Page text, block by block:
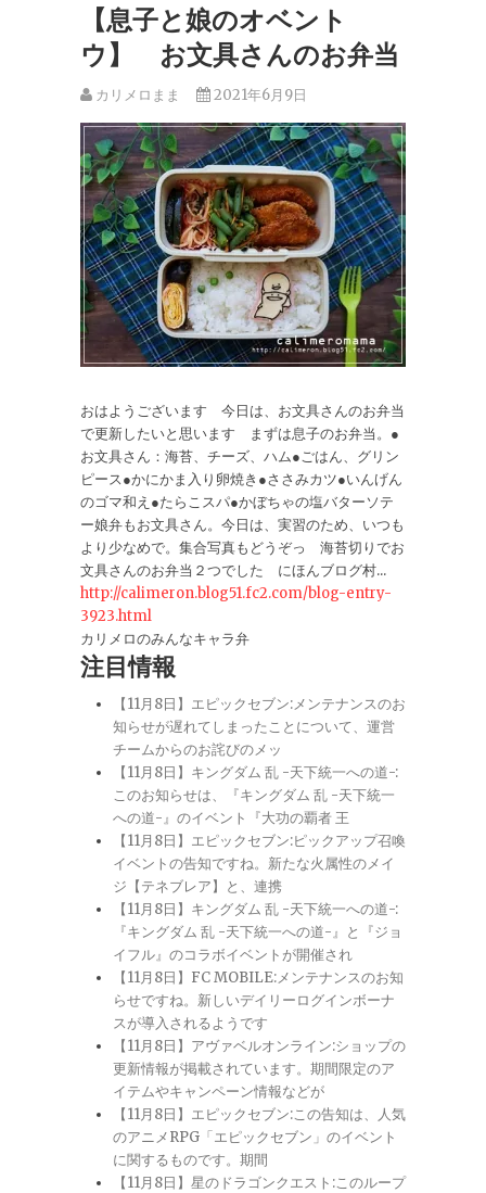
【息子と娘のオベント
ウ】 お文具さんのお弁当
カリメロまま 2021年6月9日
おはようございます 今日は、お文具さんのお弁当
で更新したいと思います まずは息子のお弁当。●
お文具さん：海苔、チーズ、ハム●ごはん、グリン
ピース●かにかま入り卵焼き●ささみカツ●いんげん
のゴマ和え●たらこスパ●かぼちゃの塩バターソテ
ー娘弁もお文具さん。今日は、実習のため、いつも
より少なめで。集合写真もどうぞっ 海苔切りでお
文具さんのお弁当２つでした にほんブログ村...
http://calimeron.blog51.fc2.com/blog-entry-
3923.html
カリメロのみんなキャラ弁
注目情報
【11月8日】エピックセブン:メンテナンスのお
知らせが遅れてしまったことについて、運営
チームからのお詫びのメッ
【11月8日】キングダム 乱 -天下統一への道-:
このお知らせは、『キングダム 乱 -天下統一
への道-』のイベント『大功の覇者 王
【11月8日】エピックセブン:ピックアップ召喚
イベントの告知ですね。新たな火属性のメイ
ジ【テネブレア】と、連携
【11月8日】キングダム 乱 -天下統一への道-:
『キングダム 乱 -天下統一への道-』と『ジョ
イフル』のコラボイベントが開催され
【11月8日】FC MOBILE:メンテナンスのお知
らせですね。新しいデイリーログインボーナ
スが導入されるようです
【11月8日】アヴァベルオンライン:ショップの
更新情報が掲載されています。期間限定のア
イテムやキャンペーン情報などが
【11月8日】エピックセブン:この告知は、人気
のアニメRPG「エピックセブン」のイベント
に関するものです。期間
【11月8日】星のドラゴンクエスト:このループ